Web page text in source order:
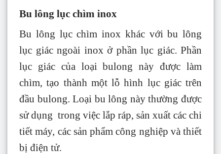
Bu lông lục chìm inox
Bu lông lục chìm inox khác với bu lông
lục giác ngoài inox ở phần lục giác. Phần
lục giác của loại bulong này được làm
chìm, tạo thành một lỗ hình lục giác trên
đầu bulong. Loại bu lông này thường được
sử dụng trong việc lắp ráp, sản xuất các chi
tiết máy, các sản phẩm công nghiệp và thiết
bị điện tử.